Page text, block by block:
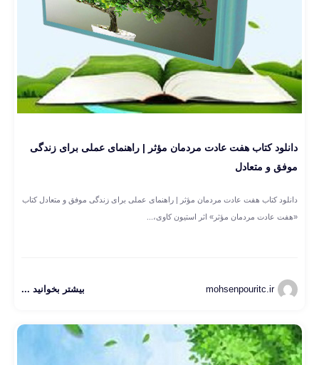
دانلود کتاب هفت عادت مردمان مؤثر | راهنمای عملی برای زندگی
موفق و متعادل
دانلود کتاب هفت عادت مردمان مؤثر | راهنمای عملی برای زندگی موفق و متعادل کتاب
«هفت عادت مردمان مؤثر» اثر استیون کاوی،...
mohsenpouritc.ir بیشتر بخوانید ...